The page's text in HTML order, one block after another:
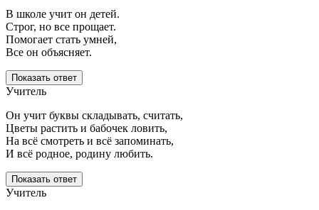
В школе учит он детей.
Строг, но все прощает.
Помогает стать умней,
Все он объясняет.
Показать ответ
Учитель
Он учит буквы складывать, считать,
Цветы растить и бабочек ловить,
На всё смотреть и всё запоминать,
И всё родное, родину любить.
Показать ответ
Учитель